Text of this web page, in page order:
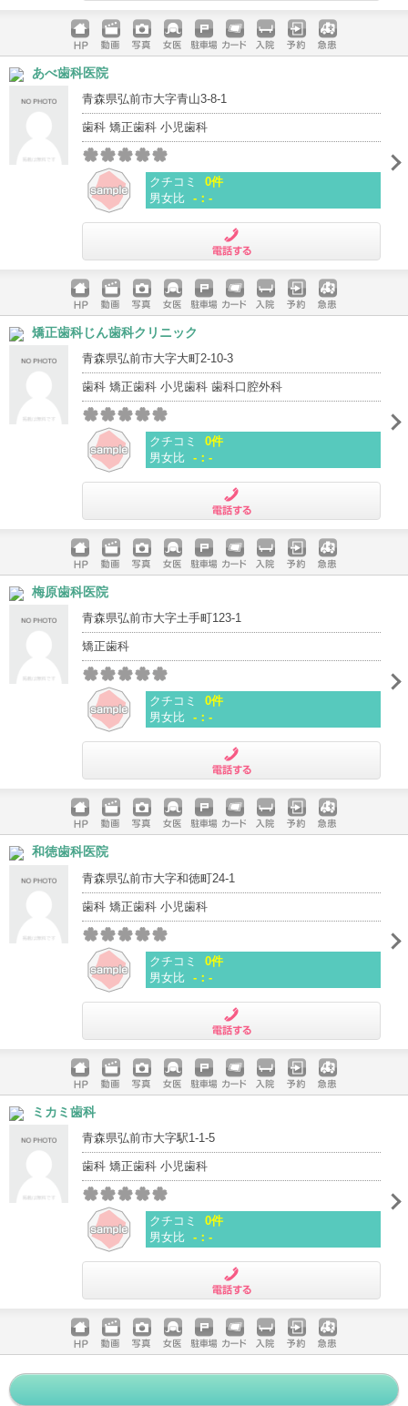
ホームペ
ージ
動画 写真 女医 駐車場
クレジッ
入院 予約 急患
あべ歯科医院
青森県弘前市大字青山3-8-1
歯科 矯正歯科 小児歯科
クチコミ
0件
男女比 -：-
ホームペ
ージ
動画 写真 女医 駐車場
クレジッ
入院 予約 急患
矯正歯科じん歯科クリニック
青森県弘前市大字大町2-10-3
歯科 矯正歯科 小児歯科 歯科口腔外科
クチコミ
0件
男女比 -：-
ホームペ
ージ
動画 写真 女医 駐車場
クレジッ
入院 予約 急患
梅原歯科医院
青森県弘前市大字土手町123-1
矯正歯科
クチコミ
0件
男女比 -：-
ホームペ
ージ
動画 写真 女医 駐車場
クレジッ
入院 予約 急患
和徳歯科医院
青森県弘前市大字和徳町24-1
歯科 矯正歯科 小児歯科
クチコミ
0件
男女比 -：-
ホームペ
ージ
動画 写真 女医 駐車場
クレジッ
入院 予約 急患
ミカミ歯科
青森県弘前市大字駅1-1-5
歯科 矯正歯科 小児歯科
クチコミ
0件
男女比 -：-
ホームペ
ージ
動画 写真 女医 駐車場
クレジッ
トカード
入院 予約 急患